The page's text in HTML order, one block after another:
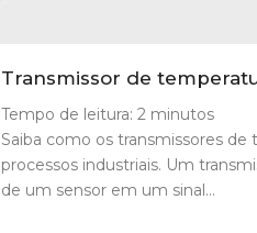
Transmissor de
Tempo de leitura: 2 minutos
Saiba como os transmissores
processos industriais. Um
de um sensor em um sinal...